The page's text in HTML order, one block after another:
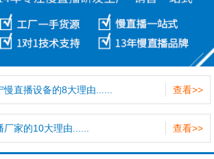
查看>>
慢直播设备的8大理由......
查看>>
厂家的10大理由......